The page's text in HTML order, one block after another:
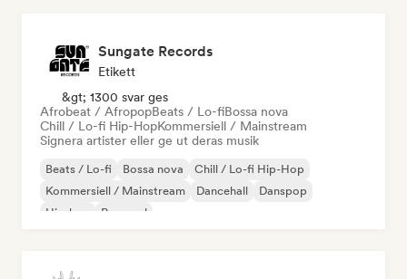
Sungate Records
Etikett
&gt; 1300 svar ges
Afrobeat / AfropopBeats / Lo-fiBossa nova
Chill / Lo-fi Hip-HopKommersiell / Mainstream
Signera artister eller ge ut deras musik
Beats / Lo-fi Bossa nova
Chill / Lo-fi Hip-Hop
Kommersiell / Mainstream
Dancehall
Danspop
Hip-hop
Pop soul